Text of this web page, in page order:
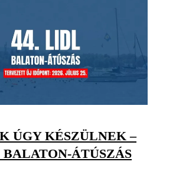
ÚGY KÉSZÜLNEK –
ÁTÚSZÁS